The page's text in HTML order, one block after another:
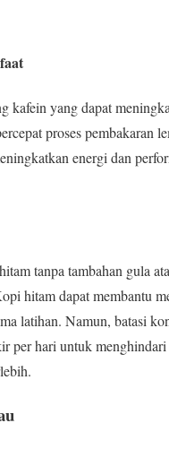
kafein yang dapat
proses pembakaran
energi dan
tanpa tambahan gula
hitam dapat membantu
latihan. Namun, batasi
per hari untuk menghindari